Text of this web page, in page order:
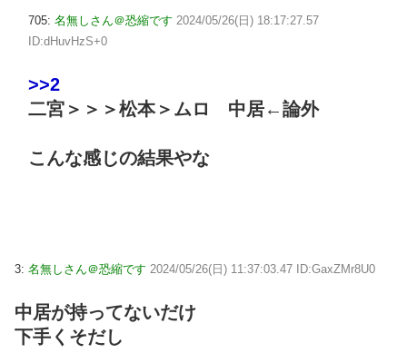
705: 名無しさん＠恐縮です 2024/05/26(日) 18:17:27.57
ID:dHuvHzS+0
>>2
二宮＞＞＞松本＞ムロ 中居←論外
こんな感じの結果やな
3: 名無しさん＠恐縮です 2024/05/26(日) 11:37:03.47 ID:GaxZMr8U0
中居が持ってないだけ
下手くそだし